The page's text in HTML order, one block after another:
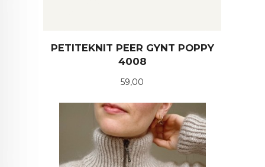
PETITEKNIT PEER GYNT POPPY
4008
Pris
59,00